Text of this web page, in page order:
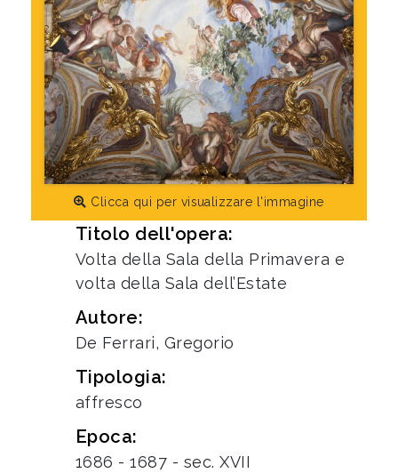
Clicca qui per visualizzare l'immagine
Titolo dell'opera:
Volta della Sala della Primavera e
volta della Sala dell’Estate
Autore:
De Ferrari, Gregorio
Tipologia:
affresco
Epoca:
1686 - 1687 - sec. XVII